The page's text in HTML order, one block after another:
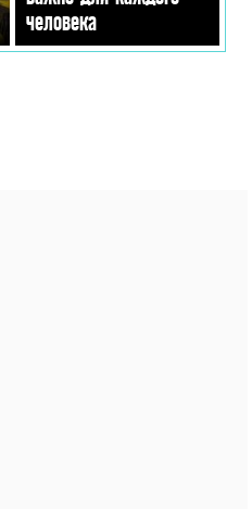
человека